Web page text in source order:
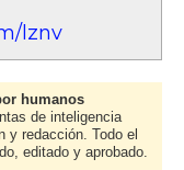
lznv
humanos
de inteligencia
y redacción. Todo el
editado y aprobado.